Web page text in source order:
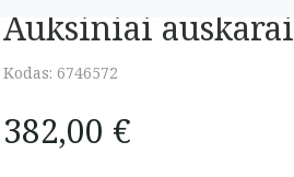
Auksiniai auskarai
Kodas: 6746572
382,00 €